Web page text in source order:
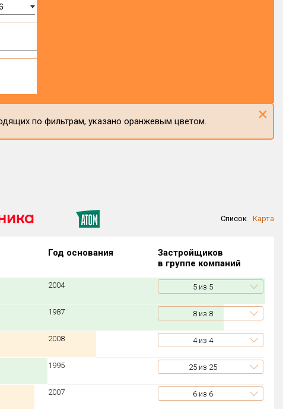
по фильтрам, указано оранжевым цветом. ×
Список Карта
Год основания
Застройщиков
в группе компаний
2004 5из 5
1987 8из 8
2008 4из 4
1995 25из 25
2007 6из 6